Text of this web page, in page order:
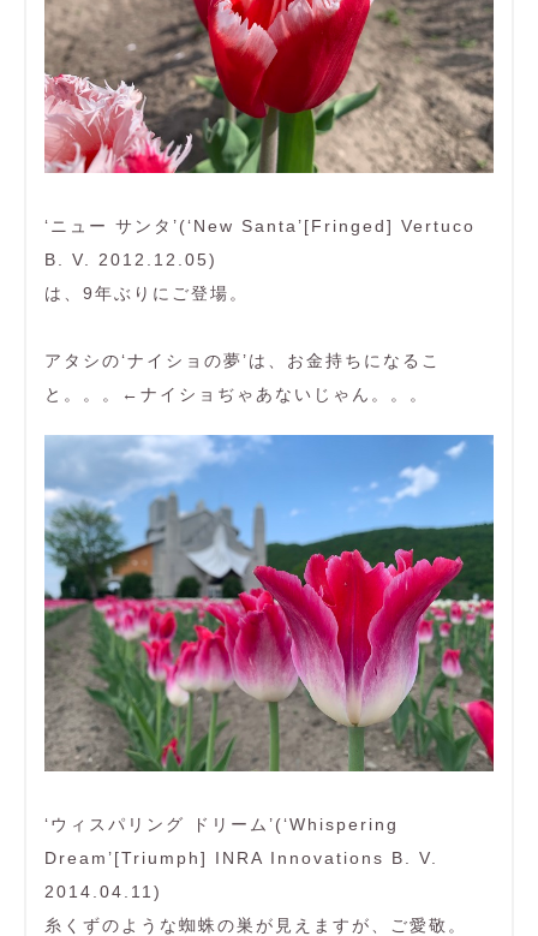
‘ニュー サンタ’(‘New Santa’[Fringed] Vertuco
B. V. 2012.12.05)
は、9年ぶりにご登場。
アタシの‘ナイショの夢’は、お金持ちになるこ
と。。。←ナイショぢゃあないじゃん。。。
‘ウィスパリング ドリーム’(‘Whispering
Dream’[Triumph] INRA Innovations B. V.
2014.04.11)
糸くずのような蜘蛛の巣が見えますが、ご愛敬。